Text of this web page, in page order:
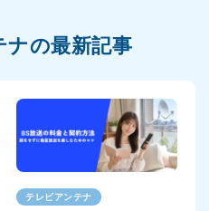
ナの最新記事
テレビアンテナ